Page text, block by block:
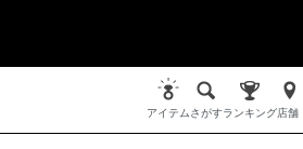
アイテムさがすランキング店舗